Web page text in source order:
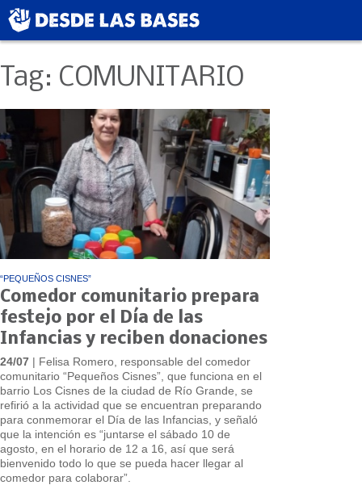
Tag: COMUNITARIO
“PEQUEÑOS CISNES”
Comedor comunitario prepara
festejo por el Día de las
Infancias y reciben donaciones
24/07 | Felisa Romero, responsable del comedor
comunitario “Pequeños Cisnes”, que funciona en el
barrio Los Cisnes de la ciudad de Río Grande, se
refirió a la actividad que se encuentran preparando
para conmemorar el Día de las Infancias, y señaló
que la intención es “juntarse el sábado 10 de
agosto, en el horario de 12 a 16, así que será
bienvenido todo lo que se pueda hacer llegar al
comedor para colaborar”.